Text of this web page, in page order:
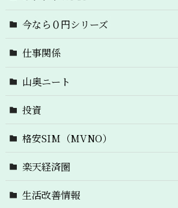
今なら０円シリーズ
仕事関係
山奥ニート
投資
格安SIM（MVNO）
楽天経済圏
生活改善情報